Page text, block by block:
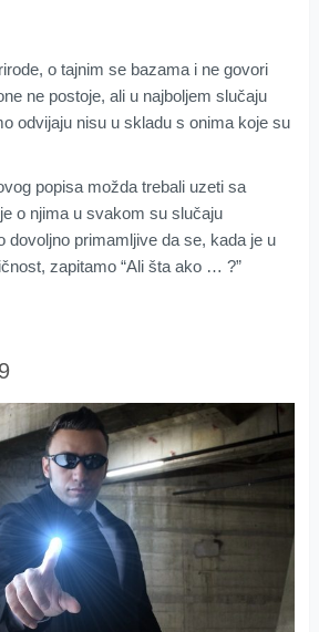
o tajnim se bazama i ne govori
ne postoje, ali u najboljem slučaju
odvijaju nisu u skladu s onima koje su
popisa možda trebali uzeti sa
o njima u svakom su slučaju
dovoljno primamljive da se, kada je u
zapitamo “Ali šta ako … ?”